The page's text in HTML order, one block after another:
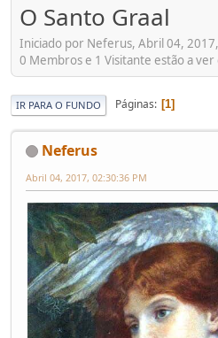
O Santo Graal
Iniciado por Neferus, Abril 04,
0 Membros e 1 Visitante estão a
IR PARA O FUNDO Páginas 1
Neferus
Abril 04, 2017, 02:30:36 PM